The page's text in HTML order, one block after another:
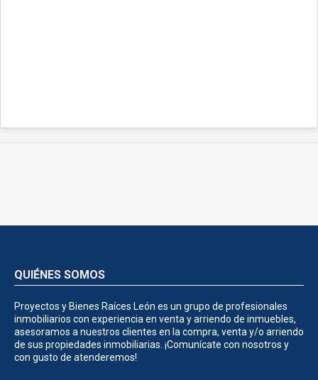
QUIÉNES SOMOS
Proyectos y Bienes Raíces León es un grupo de profesionales
inmobiliarios con experiencia en venta y arriendo de inmuebles,
asesoramos a nuestros clientes en la compra, venta y/o arriendo
de sus propiedades inmobiliarias. ¡Comunícate con nosotros y
con gusto de atenderemos!